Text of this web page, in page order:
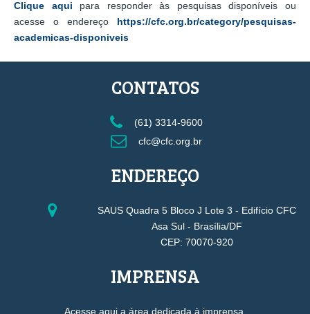
Clique aqui para responder às pesquisas disponíveis ou
acesse o endereço https://cfc.org.br/category/pesquisas-
academicas-disponiveis
CONTATOS
(61) 3314-9600
cfc@cfc.org.br
ENDEREÇO
SAUS Quadra 5 Bloco J Lote 3 - Edifício CFC
Asa Sul - Brasília/DF
CEP: 70070-920
IMPRENSA
Acesse aqui a área dedicada à imprensa.